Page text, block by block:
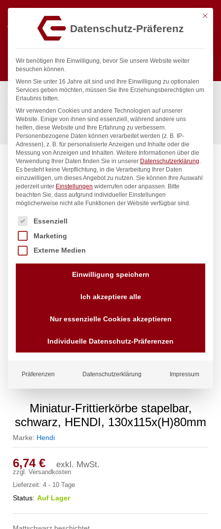
Suchen
Start / Gastronomiebedarf & Gastro Geräte für Profis
Präsentation
Tischgeschirr
Miniatur-Frittierkörbe stapelbar, schwarz, HENDI,
130x115x(H)80mm
Miniatur-Frittierkörbe stapelbar,
schwarz, HENDI, 130x115x(H)80mm
Marke: Hendi
6,74€ exkl. MwSt.
zzgl.Versandkosten
Lieferzeit:4 - 10 Tage
Status: Auf Lager
Mit
Datenschutz-Präferenz
Wir benötigen Ihre Einwilligung, bevor Sie unsere Website weiter
besuchen können.
Wenn Sie unter 16 Jahre alt sind und Ihre Einwilligung zu optionalen
Services geben möchten, müssen Sie Ihre Erziehungsberechtigten um
Erlaubnis bitten.
Wir verwenden Cookies und andere Technologien auf unserer
Website. Einige von ihnen sind essenziell, während andere uns
helfen, diese Website und Ihre Erfahrung zu verbessern.
Personenbezogene Daten können verarbeitet werden (z. B. IP-
Adressen), z. B. für personalisierte Anzeigen und Inhalte oder die
Messung von Anzeigen und Inhalten. Weitere Informationen über die
Verwendung Ihrer Daten finden Sie in unserer Datenschutzerklärung.
Es besteht keine Verpflichtung, in die Verarbeitung Ihrer Daten
einzuwilligen, um dieses Angebot zu nutzen. Sie können Ihre Auswahl
jederzeit unter Einstellungen widerrufen oder anpassen. Bitte
beachten Sie, dass aufgrund individueller Einstellungen
möglicherweise nicht alle Funktionen der Website verfügbar sind.
Es folgt eine Liste der Service-Gruppen, für die eine
Essenziell
Marketing
Externe Medien
Einwilligung speichern
Ich akzeptiere alle
Nur essenzielle Cookies akzeptieren
Individuelle Datenschutz-Präferenzen
Präferenzen Datenschutzerklärung Impressum